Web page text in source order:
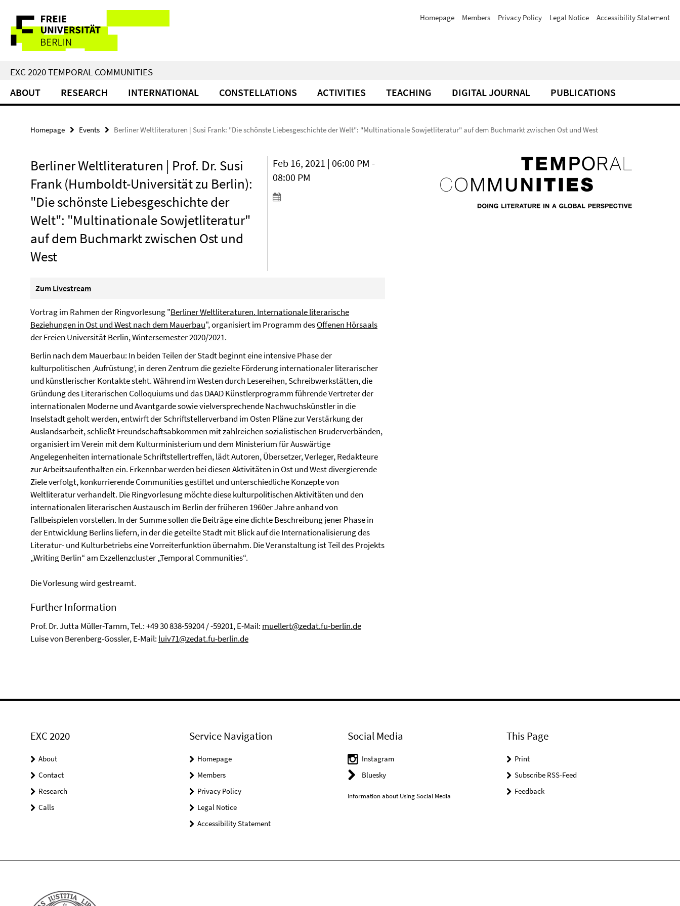
direkt
Inhalt
Service
Navigation
Homepage Members Privacy Policy Legal Notice Accessibility Statement
EXC 2020 TEMPORAL COMMUNITIES
ABOUT RESEARCH INTERNATIONAL CONSTELLATIONS ACTIVITIES TEACHING DIGITAL JOURNAL PUBLICATIONS
Homepage Events Berliner Weltliteraturen | Susi Frank: "Die schönste Liebesgeschichte der Welt": "Multinationale Sowjetliteratur" auf dem Buchmarkt zwischen Ost und West
Berliner Weltliteraturen | Prof. Dr. Susi
Frank (Humboldt-Universität zu Berlin):
"Die schönste Liebesgeschichte der
Welt": "Multinationale Sowjetliteratur"
auf dem Buchmarkt zwischen Ost und
West
Feb 16, 2021 | 06:00 PM -
08:00 PM
Zum Livestream
Vortrag im Rahmen der Ringvorlesung "Berliner Weltliteraturen. Internationale literarische
Beziehungen in Ost und West nach dem Mauerbau", organisiert im Programm desOffenen Hörsaals
der Freien Universität Berlin, Wintersemester 2020/2021.
Berlin nach dem Mauerbau: In beiden Teilen der Stadt beginnt eine intensive Phase der
kulturpolitischen ‚Aufrüstung’, in deren Zentrum die gezielte Förderung internationaler literarischer
und künstlerischer Kontakte steht. Während im Westen durch Lesereihen, Schreibwerkstätten, die
Gründung des Literarischen Colloquiums und das DAAD Künstlerprogramm führende Vertreter der
internationalen Moderne und Avantgarde sowie vielversprechende Nachwuchskünstler in die
Inselstadt geholt werden, entwirft der Schriftstellerverband im Osten Pläne zur Verstärkung der
Auslandsarbeit, schließt Freundschaftsabkommen mit zahlreichen sozialistischen Bruderverbänden,
organisiert im Verein mit dem Kulturministerium und dem Ministerium für Auswärtige
Angelegenheiten internationale Schriftstellertreffen, lädt Autoren, Übersetzer, Verleger, Redakteure
zur Arbeitsaufenthalten ein. Erkennbar werden bei diesen Aktivitäten in Ost und West divergierende
Ziele verfolgt, konkurrierende Communities gestiftet und unterschiedliche Konzepte von
Weltliteratur verhandelt. Die Ringvorlesung möchte diese kulturpolitischen Aktivitäten und den
internationalen literarischen Austausch im Berlin der früheren 1960er Jahre anhand von
Fallbeispielen vorstellen. In der Summe sollen die Beiträge eine dichte Beschreibung jener Phase in
der Entwicklung Berlins liefern, in der die geteilte Stadt mit Blick auf die Internationalisierung des
Literatur- und Kulturbetriebs eine Vorreiterfunktion übernahm. Die Veranstaltung ist Teil des Projekts
„Writing Berlin“ am Exzellenzcluster „Temporal Communities“.
Die Vorlesung wird gestreamt.
Further Information
Prof. Dr. Jutta Müller-Tamm, Tel.: +49 30 838-59204 / -59201, E-Mail: muellert@zedat.fu-berlin.de
Luise von Berenberg-Gossler, E-Mail: luiv71@zedat.fu-berlin.de
EXC 2020
About
Contact
Research
Calls
Service Navigation
Homepage
Members
Privacy Policy
Legal Notice
Accessibility Statement
Social Media
Instagram
Bluesky
Information about Using Social Media
This Page
Print
Subscribe RSS-Feed
Feedback